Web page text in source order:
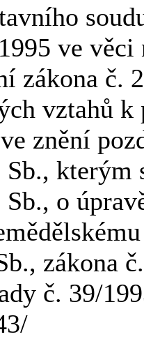
ve
zákona č.
vztahů k
znění
Sb., kterým
Sb., o
zákona
č. 39/